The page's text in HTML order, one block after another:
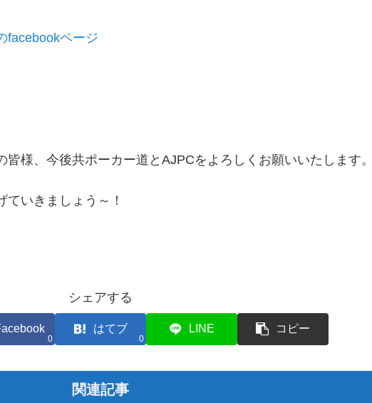
facebookページ
様、今後共ポーカー道とAJPCをよろしくお願いいたします。
いきましょう～！
シェアする
0
はてブ
0
LINE コピー
関連記事